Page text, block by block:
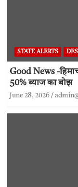
STATE ALERTS
Good News -
50% ब्याज का बोझ
June 28, 2026